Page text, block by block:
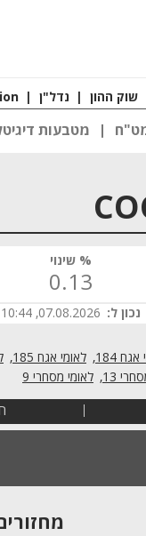
שוק ההון נדל"ן
מטבעות
% שינוי
0.13
נכון ל: 07.08.2026, 10:44
184 לאומי אגח 185
13 לאומי מסחרי 9